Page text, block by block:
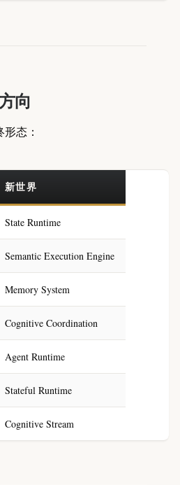
向
态：
新世界
State Runtime
Semantic Execution Engine
Memory System
Cognitive Coordination
Agent Runtime
Stateful Runtime
Cognitive Stream